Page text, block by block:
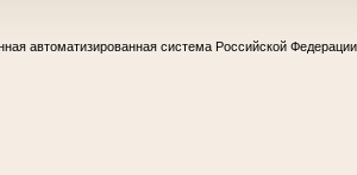
автоматизированная система Российской